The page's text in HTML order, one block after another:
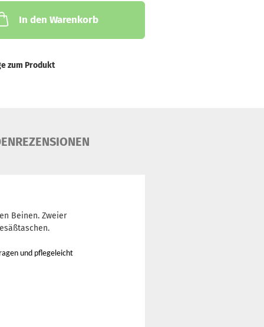
In den Warenkorb
zum Produkt
Beinen. Zweier
und pflegeleicht